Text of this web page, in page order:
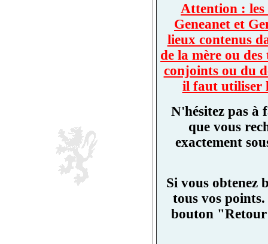
Attention : les
Geneanet et
lieux contenus
de la mère ou
conjoints ou du
il faut utiliser
N'hésitez pas à
que vous
exactement
Si vous obtenez
tous vos
bouton